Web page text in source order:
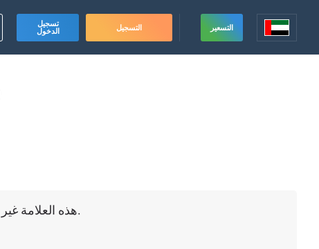
تسجيل
الدخول
التسجيل التسعير